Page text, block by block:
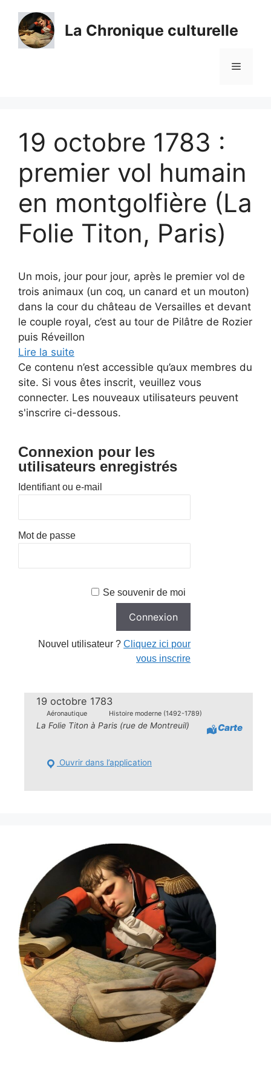
contenu
La Chronique culturelle
Menu
19 octobre 1783 :
premier vol humain
en montgolfière (La
Folie Titon, Paris)
Un mois, jour pour jour, après le premier vol de
trois animaux (un coq, un canard et un mouton)
dans la cour du château de Versailles et devant
le couple royal, c’est au tour de Pilâtre de Rozier
puis Réveillon
Lire la suite
Ce contenu n’est accessible qu’aux membres du
site. Si vous êtes inscrit, veuillez vous
connecter. Les nouveaux utilisateurs peuvent
s'inscrire ci-dessous.
Connexion pour les
utilisateurs enregistrés
Identifiant ou e-mail
Mot de passe
Se souvenir de moi
Nouvel utilisateur ?Cliquez ici pour
vous inscrire
19 octobre 1783
Aéronautique Histoire moderne (1492-1789)
La Folie Titon à Paris (rue de Montreuil) Carte
Ouvrir dans l’application